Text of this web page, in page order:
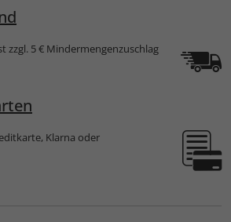
zzgl. 5 € Mindermengenzuschlag
Klarna oder